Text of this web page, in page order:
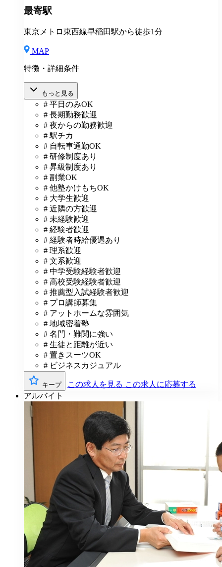
最寄駅
東京メトロ東西線早稲田駅から徒歩1分
MAP
特徴・詳細条件
もっと見る
# 平日のみOK
# 長期勤務歓迎
# 夜からの勤務歓迎
# 駅チカ
# 自転車通勤OK
# 研修制度あり
# 昇級制度あり
# 副業OK
# 他塾かけもちOK
# 大学生歓迎
# 近隣の方歓迎
# 未経験歓迎
# 経験者歓迎
# 経験者時給優遇あり
# 理系歓迎
# 文系歓迎
# 中学受験経験者歓迎
# 高校受験経験者歓迎
# 推薦型入試経験者歓迎
# プロ講師募集
# アットホームな雰囲気
# 地域密着塾
# 名門・難関に強い
# 生徒と距離が近い
# 置きスーツOK
# ビジネスカジュアル
キープ この求人を見る この求人に応募する
アルバイト